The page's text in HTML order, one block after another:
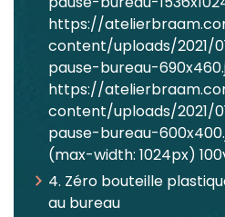
https://
content/uploads/2021/
pause-bureau-
https://
content/uploads/2021/
pause-bureau-
(max-width: 1024px)
4. Zéro bouteille
au bureau